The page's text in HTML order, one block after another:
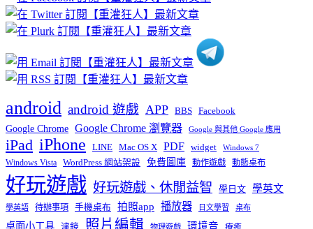
分
類
android android 遊戲 APP BBS Facebook
Google Chrome Google Chrome 瀏覽器 Google 與其他 Google 應用
iPad iPhone LINE Mac OS X PDF widget Windows 7
Windows Vista WordPress 網站架設 免費圖庫 動作遊戲 動態桌布
好玩遊戲 好玩遊戲、休閒益智 學日文 學英文
學英語 待辦事項 手機桌布 拍照app 播放器 日文學習 桌布
桌面小工具 濾鏡 照片編輯 物理遊戲 環境音 療癒